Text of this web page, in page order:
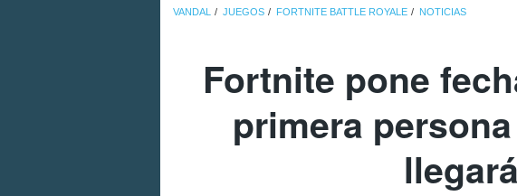
VANDAL JUEGOS FORTNITE BATTLE ROYALE NOTICIAS
Fortnite pone
primera